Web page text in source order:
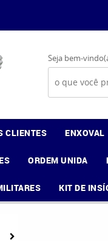
Seja bem-
CLIENTES ENXOVAL
ORDEM UNIDA
KIT DE